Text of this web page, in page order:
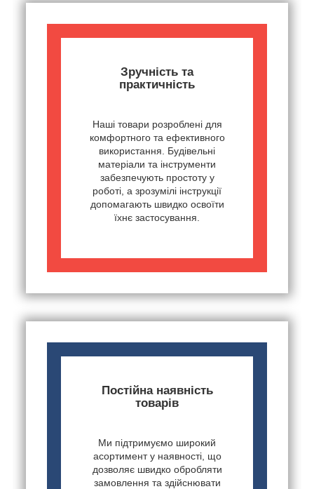
Зручність та
практичність
Наші товари розроблені для
комфортного та ефективного
використання. Будівельні
матеріали та інструменти
забезпечують простоту у
роботі, а зрозумілі інструкції
допомагають швидко освоїти
їхнє застосування.
Постійна наявність
товарів
Ми підтримуємо широкий
асортимент у наявності, що
дозволяє швидко обробляти
замовлення та здійснювати